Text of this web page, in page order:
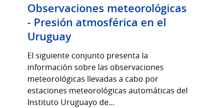
Observaciones meteorológicas
- Presión atmosférica en el
Uruguay
El siguiente conjunto presenta la
información sobre las observaciones
meteorológicas llevadas a cabo por
estaciones meteorológicas automáticas del
Instituto Uruguayo de...